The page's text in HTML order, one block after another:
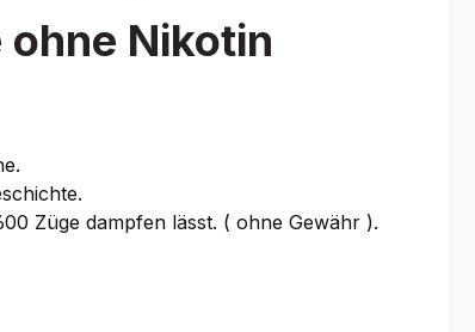
ohne Nikotin
Züge dampfen lässt. ( ohne Gewähr ).